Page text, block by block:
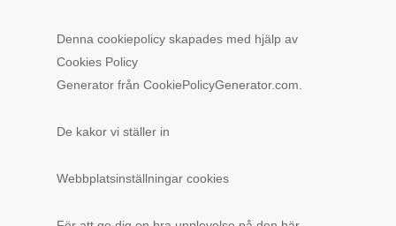
Denna cookiepolicy skapades med hjälp av
Cookies Policy
Generator från CookiePolicyGenerator.com.
De kakor vi ställer in
Webbplatsinställningar cookies